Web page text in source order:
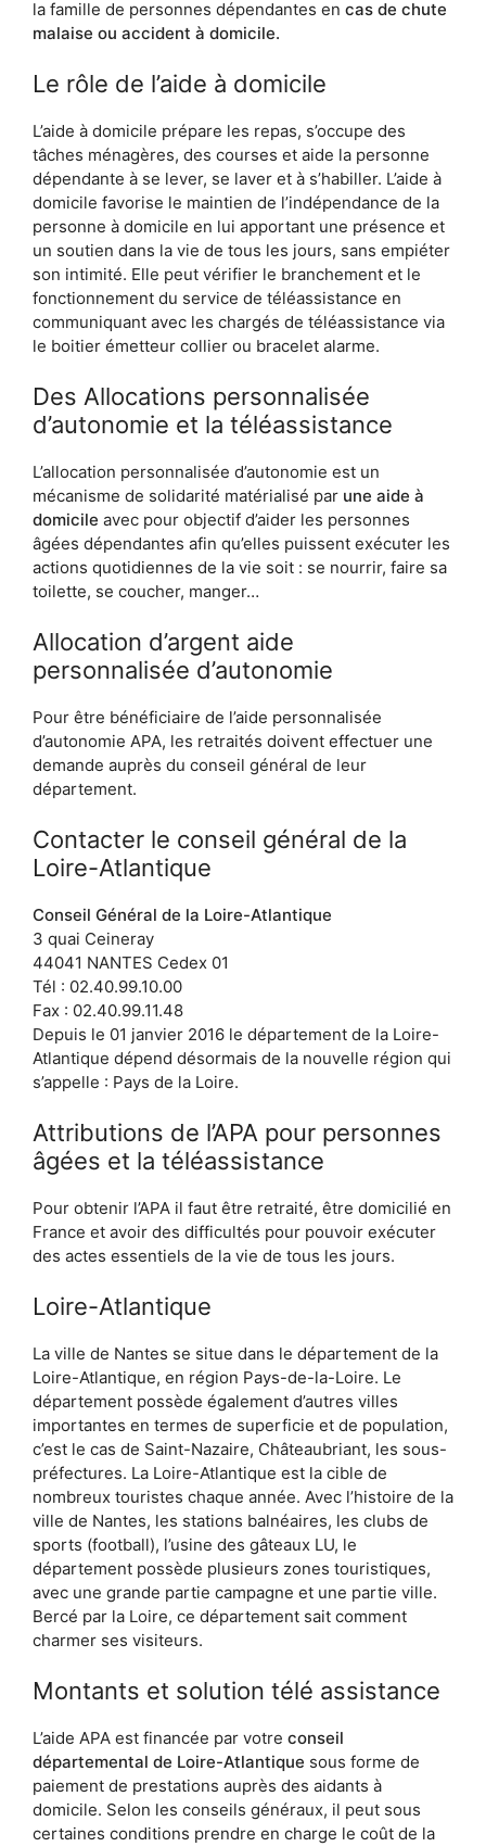
la famille de personnes dépendantes en cas de chute
malaise ou accident à domicile.
Le rôle de l’aide à domicile
L’aide à domicile prépare les repas, s’occupe des
tâches ménagères, des courses et aide la personne
dépendante à se lever, se laver et à s’habiller. L’aide à
domicile favorise le maintien de l’indépendance de la
personne à domicile en lui apportant une présence et
un soutien dans la vie de tous les jours, sans empiéter
son intimité. Elle peut vérifier le branchement et le
fonctionnement du service de téléassistance en
communiquant avec les chargés de téléassistance via
le boitier émetteur collier ou bracelet alarme.
Des Allocations personnalisée
d’autonomie et la téléassistance
L’allocation personnalisée d’autonomie est un
mécanisme de solidarité matérialisé par une aide à
domicile avec pour objectif d’aider les personnes
âgées dépendantes afin qu’elles puissent exécuter les
actions quotidiennes de la vie soit : se nourrir, faire sa
toilette, se coucher, manger…
Allocation d’argent aide
personnalisée d’autonomie
Pour être bénéficiaire de l’aide personnalisée
d’autonomie APA, les retraités doivent effectuer une
demande auprès du conseil général de leur
département.
Contacter le conseil général de la
Loire-Atlantique
Conseil Général de la Loire-Atlantique
3 quai Ceineray
44041 NANTES Cedex 01
Tél : 02.40.99.10.00
Fax : 02.40.99.11.48
Depuis le 01 janvier 2016 le département de la Loire-
Atlantique dépend désormais de la nouvelle région qui
s’appelle : Pays de la Loire.
Attributions de l’APA pour personnes
âgées et la téléassistance
Pour obtenir l’APA il faut être retraité, être domicilié en
France et avoir des difficultés pour pouvoir exécuter
des actes essentiels de la vie de tous les jours.
Loire-Atlantique
La ville de Nantes se situe dans le département de la
Loire-Atlantique, en région Pays-de-la-Loire. Le
département possède également d’autres villes
importantes en termes de superficie et de population,
c’est le cas de Saint-Nazaire, Châteaubriant, les sous-
préfectures. La Loire-Atlantique est la cible de
nombreux touristes chaque année. Avec l’histoire de la
ville de Nantes, les stations balnéaires, les clubs de
sports (football), l’usine des gâteaux LU, le
département possède plusieurs zones touristiques,
avec une grande partie campagne et une partie ville.
Bercé par la Loire, ce département sait comment
charmer ses visiteurs.
Montants et solution télé assistance
L’aide APA est financée par votre conseil
départemental de Loire-Atlantique sous forme de
paiement de prestations auprès des aidants à
domicile. Selon les conseils généraux, il peut sous
certaines conditions prendre en charge le coût de la